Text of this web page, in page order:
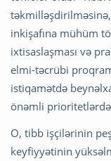
inkişafına mühüm
ixtisaslaşması və
elmi-təcrübi
istiqamətdə
önəmli
O, tibb işçilərinin
keyfiyyətinin